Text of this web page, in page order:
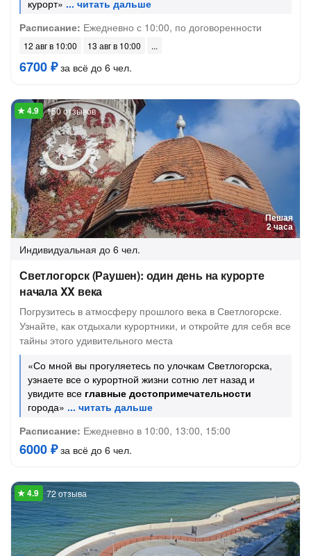
курорт»
Расписание: Ежедневно с 10:00, по договоренности
12 авг в 10:00 13 авг в 10:00
6700 ₽за всё до 6 чел.
Пешая
2 часа
150 отзывов
Индивидуальная до 6 чел.
Светлогорск (Раушен): один день на курорте
начала XX века
Погрузитесь в атмосферу прошлого века в Светлогорске.
Узнайте, как отдыхали курортники, и откройте для себя все
тайны этого удивительного места
«Со мной вы прогуляетесь по улочкам Светлогорска,
узнаете все о курортной жизни сотню лет назад и
увидите все главные достопримечательности
города»
Расписание: Ежедневно в 10:00, 13:00, 15:00
6000 ₽за всё до 6 чел.
72 отзыва